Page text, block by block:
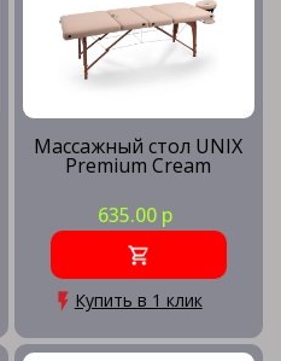
Массажный стол UNIX
Premium Cream
635.00 р
Купить в 1 клик